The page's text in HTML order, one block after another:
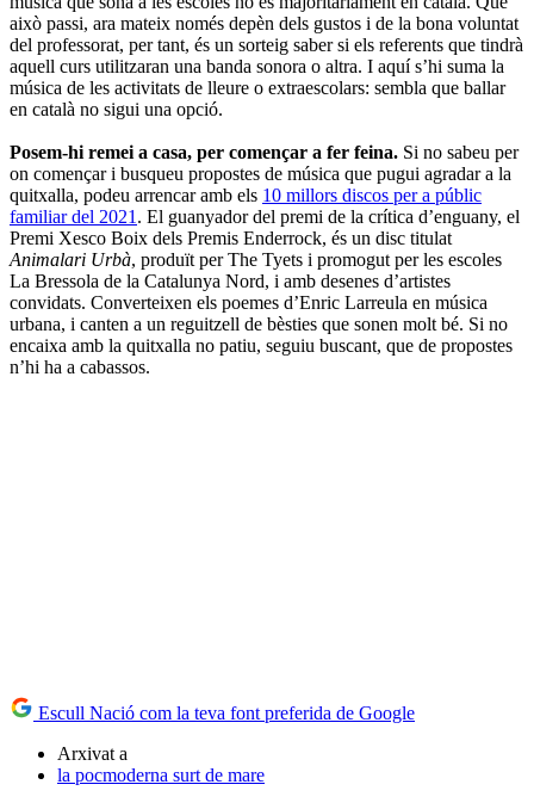
això passi, ara mateix només depèn dels gustos i de la bona voluntat
del professorat, per tant, és un sorteig saber si els referents que tindrà
aquell curs utilitzaran una banda sonora o altra. I aquí s’hi suma la
música de les activitats de lleure o extraescolars: sembla que ballar
en català no sigui una opció.
Posem-hi remei a casa, per començar a fer feina. Si no sabeu per
on començar i busqueu propostes de música que pugui agradar a la
quitxalla, podeu arrencar amb els 10 millors discos per a públic
familiar del 2021 . El guanyador del premi de la crítica d’enguany, el
Premi Xesco Boix dels Premis Enderrock, és un disc titulat
Animalari Urbà, produït per The Tyets i promogut per les escoles
La Bressola de la Catalunya Nord, i amb desenes d’artistes
convidats. Converteixen els poemes d’Enric Larreula en música
urbana, i canten a un reguitzell de bèsties que sonen molt bé. Si no
encaixa amb la quitxalla no patiu, seguiu buscant, que de propostes
n’hi ha a cabassos.
Escull Nació com la teva font preferida de Google
Arxivat a
la pocmoderna surt de mare